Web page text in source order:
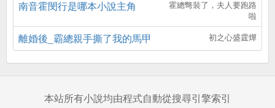
南音霍閔行是哪本小說主角
霍總彆裝了，夫人要跑路
啦
離婚後_霸總親手撕了我的馬甲 初之心盛霆燁
本站所有小說均由程式自動從搜尋引擎索引